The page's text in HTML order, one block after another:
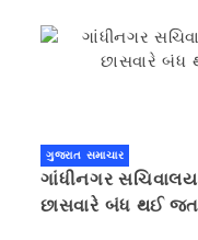
ગુજરાત સમાચાર
ગાંધીનગર
છાસવારે બંધ થઈ